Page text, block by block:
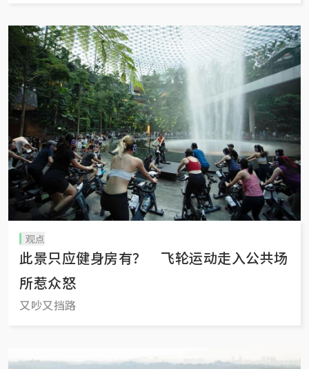
观点
此景只应健身房有？ 飞轮运动走入公共场
所惹众怒
又吵又挡路